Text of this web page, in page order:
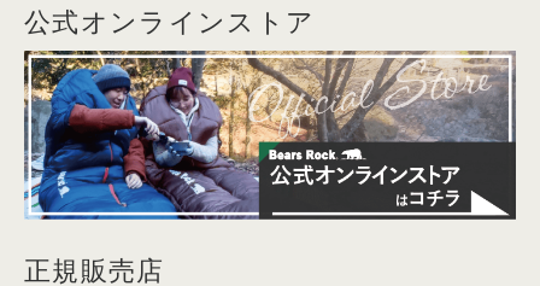
公式オンラインストア
正規販売店